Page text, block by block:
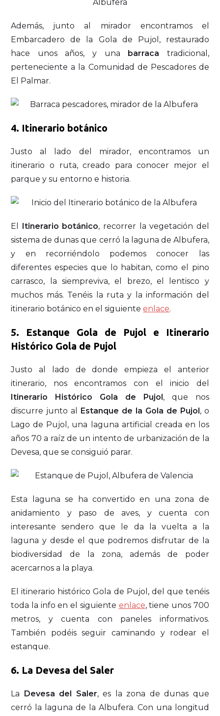
Además, junto al mirador encontramos el
Embarcadero de la Gola de Pujol, restaurado
hace unos años, y una
barraca tradicional,
perteneciente a la Comunidad de Pescadores de
El Palmar.
4. Itinerario botánico
Justo al lado del mirador, encontramos un
itinerario o ruta, creado para conocer mejor el
parque y su entorno e historia.
El Itinerario botánico, recorrer la vegetación del
sistema de dunas que cerró la laguna de Albufera,
y en recorriéndolo podemos conocer las
diferentes especies que lo habitan, como el pino
carrasco, la siempreviva, el brezo, el lentisco y
muchos más. Tenéis la ruta y la información del
itinerario botánico en el siguienteenlace.
5. Estanque Gola de Pujol e Itinerario
Histórico Gola de Pujol
Justo al lado de donde empieza el anterior
itinerario, nos encontramos con el inicio del
Itinerario Histórico Gola de Pujol , que nos
discurre junto al
Estanque de la Gola de Pujol , o
Lago de Pujol, una laguna artificial creada en los
años 70 a raíz de un intento de urbanización de la
Devesa, que se consiguió parar.
Esta laguna se ha convertido en una zona de
anidamiento y paso de aves, y cuenta con
interesante sendero que le da la vuelta a la
laguna y desde el que podremos disfrutar de la
biodiversidad de la zona, además de poder
acercarnos a la playa.
El itinerario histórico Gola de Pujol, del que tenéis
toda la info en el siguiente enlace, tiene unos 700
metros, y cuenta con paneles informativos.
También podéis seguir caminando y rodear el
estanque.
6. La Devesa del Saler
La Devesa del Saler, es la zona de dunas que
cerró la laguna de la Albufera. Con una longitud